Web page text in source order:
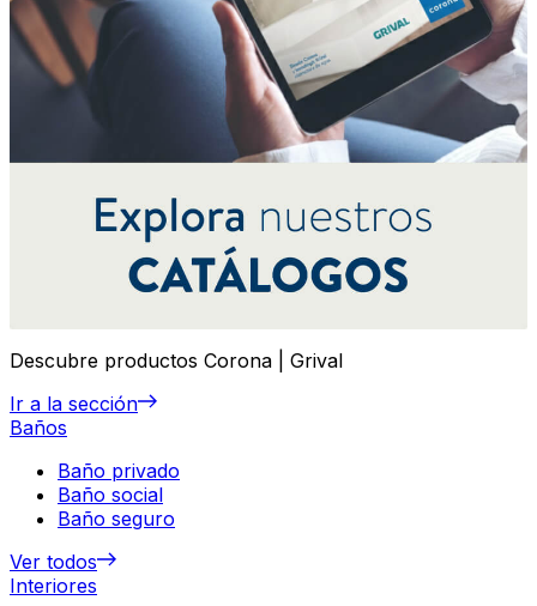
Descubre productos Corona | Grival
Ir a la sección
Baños
Baño privado
Baño social
Baño seguro
Ver todos
Interiores